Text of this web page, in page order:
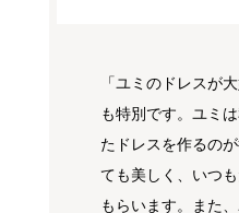
「ユミのドレスが
も特別です。ユミ
たドレスを作るの
ても美しく、いつ
もらいます。また